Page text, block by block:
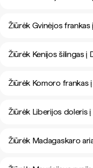
Žiūrėk Gvinėjos
Žiūrėk Kenijos šilingas į
Žiūrėk Komoro frankas
Žiūrėk Liberijos doleris
Žiūrėk Madagaskaro